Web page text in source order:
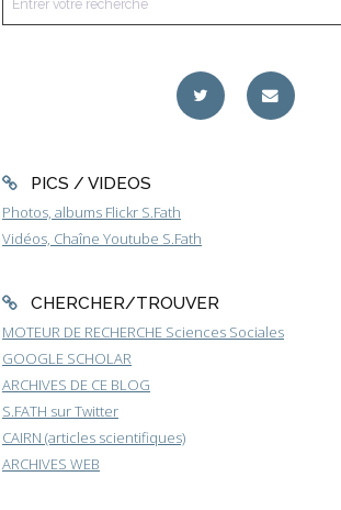
PICS / VIDEOS
Photos, albums Flickr S.Fath
Vidéos, Chaîne Youtube S.Fath
CHERCHER/TROUVER
MOTEUR DE RECHERCHE Sciences Sociales
GOOGLE SCHOLAR
ARCHIVES DE CE BLOG
S.FATH sur Twitter
CAIRN (articles scientifiques)
ARCHIVES WEB